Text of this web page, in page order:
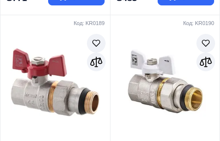
Краны шаровые
Вид изделия
"Американка"
Назначение
Для воды
Краны шаровые
Вид изделия
"Американка"
Назначение
Для воды
Код: KR0189 Код: KR0190